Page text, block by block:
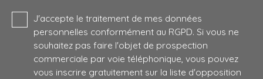
J'accepte le traitement de mes données
personnelles conformément au RGPD. Si vous ne
souhaitez pas faire l'objet de prospection
commerciale par voie téléphonique, vous pouvez
vous inscrire gratuitement sur la liste d'opposition